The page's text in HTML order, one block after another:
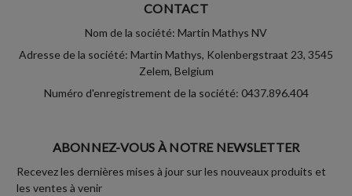
CONTACT
Nom de la société: Martin Mathys NV
Adresse de la société: Martin Mathys, Kolenbergstraat 23, 3545
Zelem, Belgium
Numéro d'enregistrement de la société: 0437.896.404
ABONNEZ-VOUS À NOTRE NEWSLETTER
Recevez les dernières mises à jour sur les nouveaux produits et
les ventes à venir